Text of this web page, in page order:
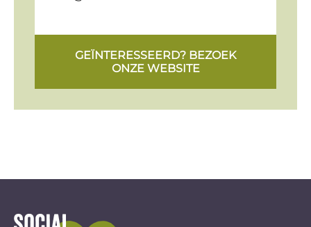
GEÏNTERESSEERD? BEZOEK
ONZE WEBSITE